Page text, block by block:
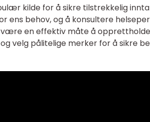
kilde for å sikre tilstrekkelig
ens behov, og å konsultere
være en effektiv måte å
velg pålitelige merker for å sikre